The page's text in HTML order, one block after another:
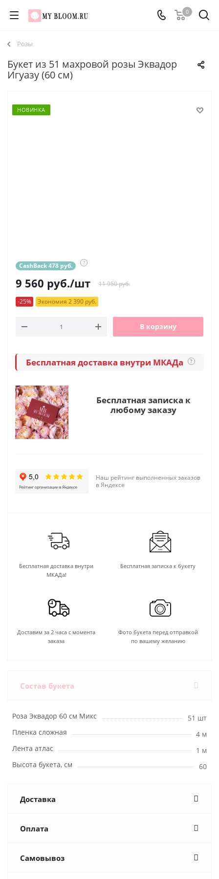
0
Розы
Букет из 51 махровой розы Эквадор
Игуазу (60 см)
НОВИНКА
CashBack 478 руб. ?
9 560 руб./шт 11 950 руб.
-25% Экономия 2 390 руб.
В корзину
Бесплатная доставка внутри МКАДа ?
Бесплатная записка к
любому заказу
Наш рейтинг выполненных заказов
в Яндексе
Бесплатная доставка внутри
МКАДа!
Бесплатная записка к букету
Доставим за 2 часа с момента
заказа
Фото букета перед отправкой
по вашему желанию
Состав букета
Роза Эквадор 60 см Микс
51 шт
Пленка сложная
4 м
Лента атлас
1 м
Высота букета, см
60
Доставка
Оплата
Самовывоз